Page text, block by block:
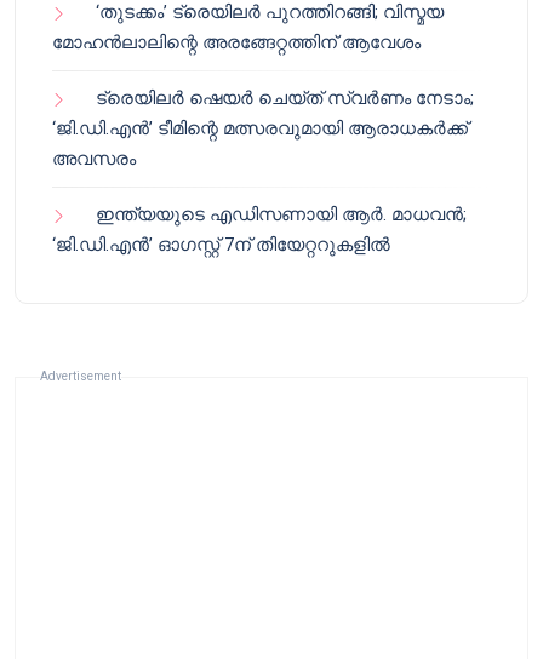
‘തുടക്കം’ ട്രെയിലർ പുറത്തിറങ്ങി; വിസ്മയ
മോഹൻലാലിന്റെ അരങ്ങേറ്റത്തിന് ആവേശം
ട്രെയിലർ ഷെയർ ചെയ്‌ത് സ്വർണം നേടാം;
‘ജി.ഡി.എൻ’ ടീമിന്റെ മത്സരവുമായി ആരാധകർക്ക്
അവസരം
ഇന്ത്യയുടെ എഡിസണായി ആർ. മാധവൻ;
‘ജി.ഡി.എൻ’ ഓഗസ്റ്റ് 7ന് തിയേറ്ററുകളിൽ
Advertisement